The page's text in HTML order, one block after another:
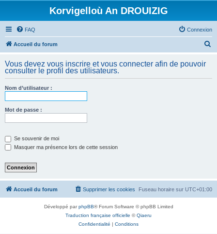
Korvigelloù An DROUIZIG
FAQ Connexion
Accueil du forum
h
Vous devez vous inscrire et vous connecter afin de pouvoir
consulter le profil des utilisateurs.
Nom d’utilisateur :
Mot de passe :
Se souvenir de moi
Masquer ma présence lors de cette session
Accueil du forum Fuseau horaire sur UTC+01:00
Supprimer les cookies
Développé parphpBB® Forum Software © phpBB Limited
Traduction française officielle ©Qiaeru
Confidentialité | Conditions